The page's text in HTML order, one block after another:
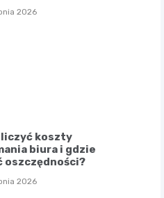
2026
koszty
biura i gdzie
oszczędności?
2026